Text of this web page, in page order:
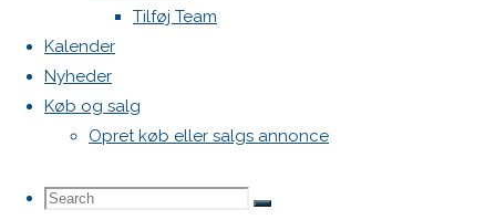
Tilføj Team
Kalender
Nyheder
Køb og salg
Opret køb eller salgs annonce
Search
Search
Search
Aarhus
Sejlklub
som er
vært,
melder
glæder